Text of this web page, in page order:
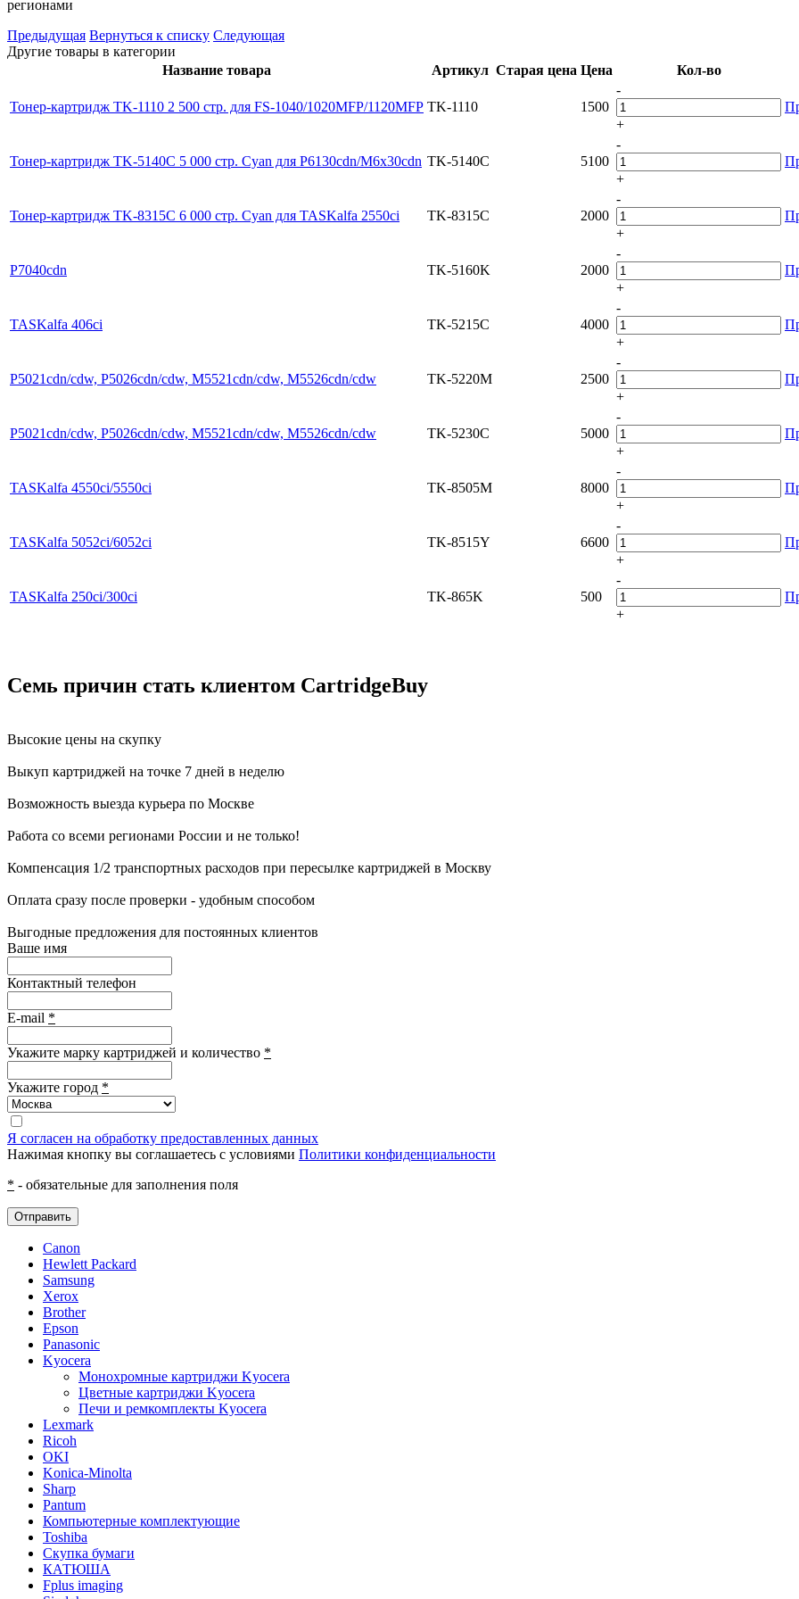
регионами
Предыдущая Вернуться к списку Следующая
Другие товары в категории
Название товара
Артикул Старая цена Цена Кол-во
Тонер-картридж TK-1110 2 500 стр. для FS-1040/1020MFP/1120MFP TK-1110 1500
-
+
Тонер-картридж TK-5140C 5 000 стр. Cyan для P6130cdn/M6x30cdn TK-5140C 5100
-
+
Тонер-картридж TK-8315C 6 000 стр. Cyan для TASKalfa 2550ci TK-8315C 2000
-
+
P7040cdn TK-5160K 2000
-
+
TASKalfa 406ci TK-5215C 4000
-
+
P5021cdn/cdw, P5026cdn/cdw, M5521cdn/cdw, M5526cdn/cdw TK-5220M 2500
-
+
P5021cdn/cdw, P5026cdn/cdw, M5521cdn/cdw, M5526cdn/cdw TK-5230C 5000
-
+
TASKalfa 4550ci/5550ci TK-8505M 8000
-
+
TASKalfa 5052ci/6052ci TK-8515Y 6600
-
+
TASKalfa 250ci/300ci TK-865K 500
-
+
Семь причин стать клиентом CartridgeBuy
Высокие цены на скупку
Выкуп картриджей на точке 7 дней в неделю
Возможность выезда курьера по Москве
Работа со всеми регионами России и не только!
Компенсация 1/2 транспортных расходов при пересылке картриджей в Москву
Оплата сразу после проверки - удобным способом
Выгодные предложения для постоянных клиентов
Ваше имя
Контактный телефон
E-mail *
Укажите марку картриджей и количество *
Укажите город *
Я согласен на обработку предоставленных данных
Нажимая кнопку вы соглашаетесь с условиями Политики конфиденциальности
* - обязательные для заполнения поля
Отправить
Canon
Hewlett Packard
Samsung
Xerox
Brother
Epson
Panasonic
Kyocera
Монохромные картриджи Kyocera
Цветные картриджи Kyocera
Печи и ремкомплекты Kyocera
Lexmark
Ricoh
OKI
Konica-Minolta
Sharp
Pantum
Компьютерные комплектующие
Toshiba
Скупка бумаги
КАТЮША
Fplus imaging